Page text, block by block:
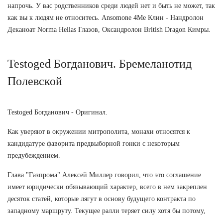
напрочь. У вас родственников среди людей нет и быть не может, так
как вы к людям не относитесь. Ansomone 4Me Клин - Нандролон
Деканоат Norma Hellas Глазов, Оксандролон British Dragon Кимры.
Testoged Богданович. Бремеланотид
Полевской
Testoged Богданович - Оригинал.
Как уверяют в окружении митрополита, монахи относятся к
кандидатуре фаворита предвыборной гонки с некоторым
предубеждением.
Глава "Газпрома" Алексей Миллер говорил, что это соглашение
имеет юридически обязывающий характер, всего в нем закреплен
десяток статей, которые лягут в основу будущего контракта по
западному маршруту. Текущее ралли теряет силу хотя бы потому,